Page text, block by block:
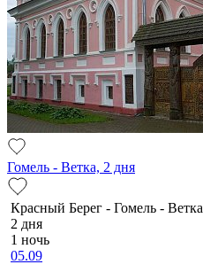
Гомель - Ветка, 2 дня
Красный Берег - Гомель - Ветка
2 дня
1 ночь
05.09